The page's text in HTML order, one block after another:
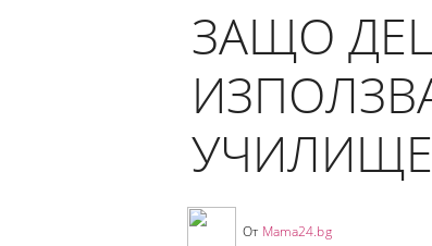
ЗАЩО
УЧИЛИЩЕ
От Mama24.bg